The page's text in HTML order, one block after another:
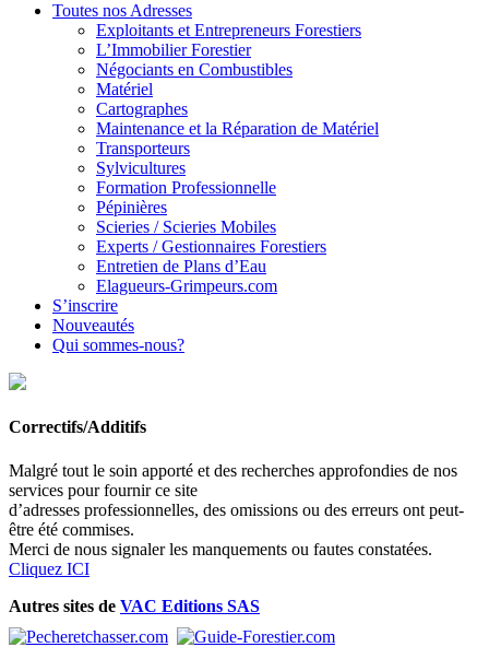
Toutes nos Adresses
Exploitants et Entrepreneurs Forestiers
L’Immobilier Forestier
Négociants en Combustibles
Matériel
Cartographes
Maintenance et la Réparation de Matériel
Transporteurs
Sylvicultures
Formation Professionnelle
Pépinières
Scieries / Scieries Mobiles
Experts / Gestionnaires Forestiers
Entretien de Plans d’Eau
Elagueurs-Grimpeurs.com
S’inscrire
Nouveautés
Qui sommes-nous?
Correctifs/Additifs
Malgré tout le soin apporté et des recherches approfondies de nos
services pour fournir ce site
d’adresses professionnelles, des omissions ou des erreurs ont peut-
être été commises.
Merci de nous signaler les manquements ou fautes constatées.
Cliquez ICI
Autres sites de VAC Editions SAS